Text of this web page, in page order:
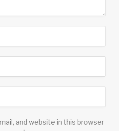
and website in this browser